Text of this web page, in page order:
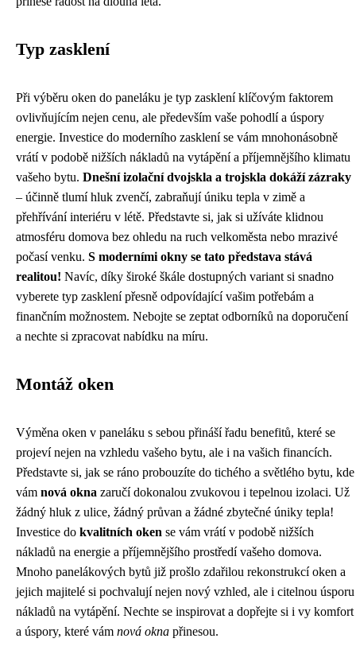
Typ zasklení
Při výběru oken do paneláku je typ zasklení klíčovým faktorem
ovlivňujícím nejen cenu, ale především vaše pohodlí a úspory
energie. Investice do moderního zasklení se vám mnohonásobně
vrátí v podobě nižších nákladů na vytápění a příjemnějšího klimatu
vašeho bytu. Dnešní izolační dvojskla a trojskla dokáží zázraky
– účinně tlumí hluk zvenčí, zabraňují úniku tepla v zimě a
přehřívání interiéru v létě. Představte si, jak si užíváte klidnou
atmosféru domova bez ohledu na ruch velkoměsta nebo mrazivé
počasí venku. S moderními okny se tato představa stává
realitou! Navíc, díky široké škále dostupných variant si snadno
vyberete typ zasklení přesně odpovídající vašim potřebám a
finančním možnostem. Nebojte se zeptat odborníků na doporučení
a nechte si zpracovat nabídku na míru.
Montáž oken
Výměna oken v paneláku s sebou přináší řadu benefitů, které se
projeví nejen na vzhledu vašeho bytu, ale i na vašich financích.
Představte si, jak se ráno probouzíte do tichého a světlého bytu, kde
vám nová okna zaručí dokonalou zvukovou i tepelnou izolaci. Už
žádný hluk z ulice, žádný průvan a žádné zbytečné úniky tepla!
Investice do kvalitních oken se vám vrátí v podobě nižších
nákladů na energie a příjemnějšího prostředí vašeho domova.
Mnoho panelákových bytů již prošlo zdařilou rekonstrukcí oken a
jejich majitelé si pochvalují nejen nový vzhled, ale i citelnou úsporu
nákladů na vytápění. Nechte se inspirovat a dopřejte si i vy komfort
a úspory, které vám nová okna přinesou.